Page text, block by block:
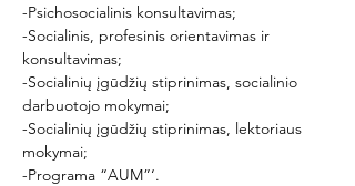
-Psichosocialinis konsultavimas;
-Socialinis, profesinis orientavimas ir
konsultavimas;
-Socialinių įgūdžių stiprinimas, socialinio
darbuotojo mokymai;
-Socialinių įgūdžių stiprinimas, lektoriaus
mokymai;
-Programa “AUM”‘.